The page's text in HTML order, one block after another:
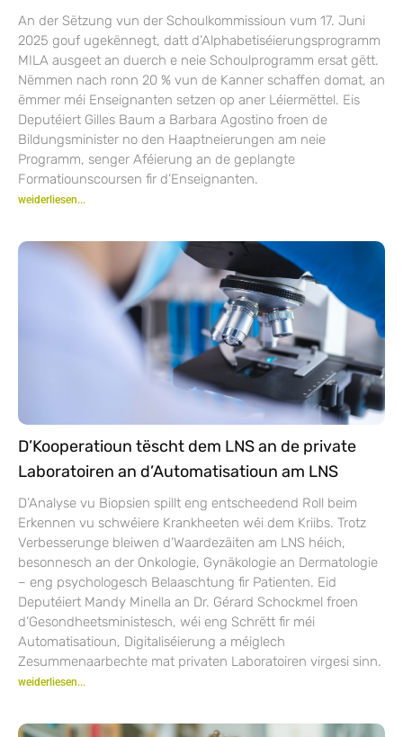
An der Sëtzung vun der Schoulkommissioun vum 17. Juni
2025 gouf ugekënnegt, datt d’Alphabetiséierungsprogramm
MILA ausgeet an duerch e neie Schoulprogramm ersat gëtt.
Nëmmen nach ronn 20 % vun de Kanner schaffen domat, an
ëmmer méi Enseignanten setzen op aner Léiermëttel. Eis
Deputéiert Gilles Baum a Barbara Agostino froen de
Bildungsminister no den Haaptneierungen am neie
Programm, senger Aféierung an de geplangte
Formatiounscoursen fir d’Enseignanten.
weiderliesen...
D’Kooperatioun tëscht dem LNS an de private
Laboratoiren an d’Automatisatioun am LNS
D’Analyse vu Biopsien spillt eng entscheedend Roll beim
Erkennen vu schwéiere Krankheeten wéi dem Kriibs. Trotz
Verbesserunge bleiwen d’Waardezäiten am LNS héich,
besonnesch an der Onkologie, Gynäkologie an Dermatologie
– eng psychologesch Belaaschtung fir Patienten. Eid
Deputéiert Mandy Minella an Dr. Gérard Schockmel froen
d’Gesondheetsministesch, wéi eng Schrëtt fir méi
Automatisatioun, Digitaliséierung a méiglech
Zesummenaarbechte mat privaten Laboratoiren virgesi sinn.
weiderliesen...